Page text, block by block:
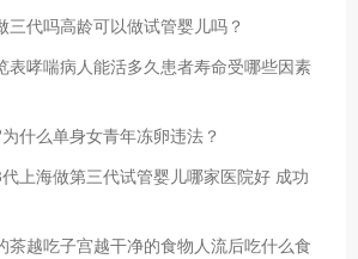
三代吗高龄可以做试管婴儿吗？
表哮喘病人能活多久患者寿命受哪些因素
什么单身女青年冻卵违法？
上海做第三代试管婴儿哪家医院好 成功
茶越吃子宫越干净的食物人流后吃什么食